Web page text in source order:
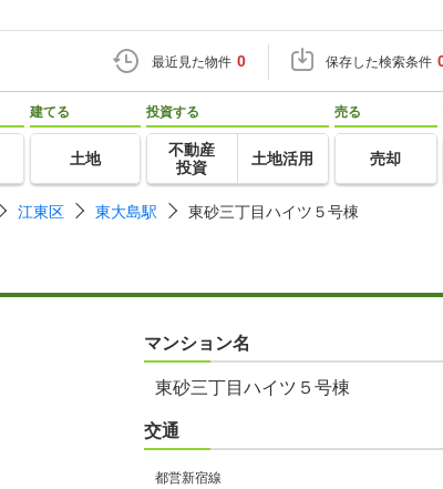
最近見た物件 0 保存した検索条件
建てる
土地
投資する
不動産
投資
土地活用
売る
売却
江東区 東大島駅 東砂三丁目ハイツ５号棟
マンション名
東砂三丁目ハイツ５号棟
交通
都営新宿線